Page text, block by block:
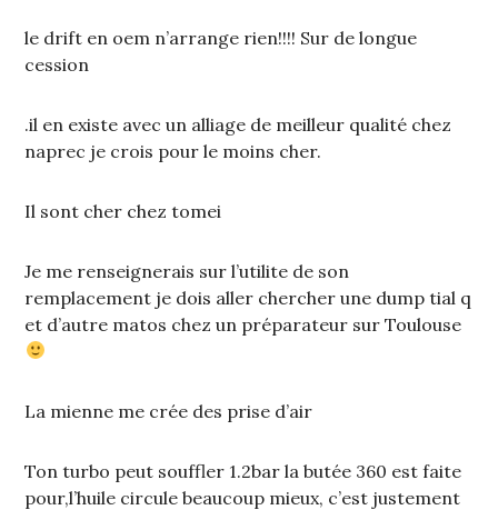
le drift en oem n’arrange rien!!!! Sur de longue
cession
.il en existe avec un alliage de meilleur qualité chez
naprec je crois pour le moins cher.
Il sont cher chez tomei
Je me renseignerais sur l’utilite de son
remplacement je dois aller chercher une dump tial q
et d’autre matos chez un préparateur sur Toulouse
La mienne me crée des prise d’air
Ton turbo peut souffler 1.2bar la butée 360 est faite
pour,l’huile circule beaucoup mieux, c’est justement